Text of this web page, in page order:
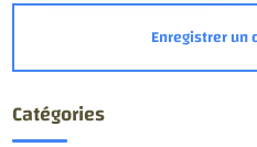
Catégories